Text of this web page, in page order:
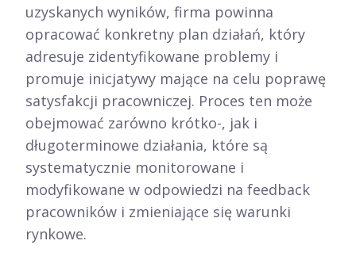
uzyskanych wyników, firma powinna
opracować konkretny plan działań, który
adresuje zidentyfikowane problemy i
promuje inicjatywy mające na celu poprawę
satysfakcji pracowniczej. Proces ten może
obejmować zarówno krótko-, jak i
długoterminowe działania, które są
systematycznie monitorowane i
modyfikowane w odpowiedzi na feedback
pracowników i zmieniające się warunki
rynkowe.